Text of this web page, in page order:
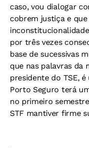
caso, vou dialogar
cobrem justiça e
por três vezes
base de sucessivas
que nas palavras da
presidente do TSE,
Porto Seguro terá
no primeiro
STF mantiver firme